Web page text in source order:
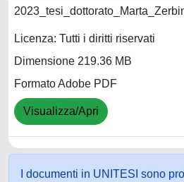
Licenza: Tutti i diritti riservati
Dimensione 219.36 MB
Formato Adobe PDF
Visualizza/Apri
I documenti in UNITESI sono